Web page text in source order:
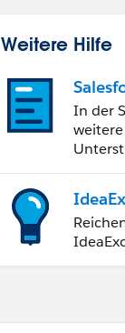
Weitere Hilfe
In der